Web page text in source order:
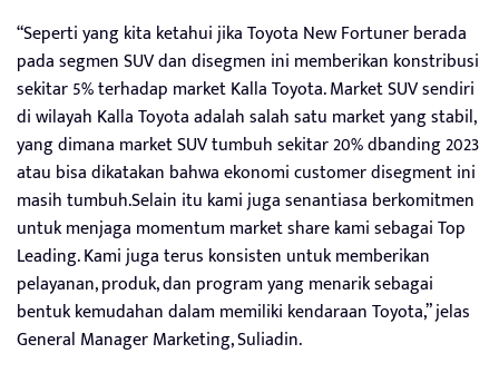
“Seperti yang kita ketahui jika Toyota New Fortuner berada
pada segmen SUV dan disegmen ini memberikan konstribusi
sekitar 5% terhadap market Kalla Toyota. Market SUV sendiri
di wilayah Kalla Toyota adalah salah satu market yang stabil,
yang dimana market SUV tumbuh sekitar 20% dbanding 2023
atau bisa dikatakan bahwa ekonomi customer disegment ini
masih tumbuh.Selain itu kami juga senantiasa berkomitmen
untuk menjaga momentum market share kami sebagai Top
Leading. Kami juga terus konsisten untuk memberikan
pelayanan, produk, dan program yang menarik sebagai
bentuk kemudahan dalam memiliki kendaraan Toyota,” jelas
General Manager Marketing, Suliadin.